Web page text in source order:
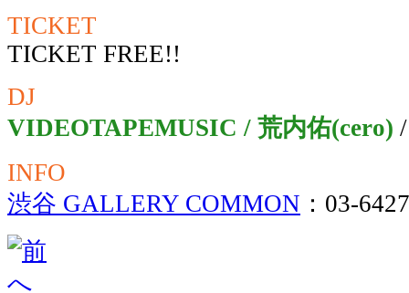
TICKET
TICKET FREE!!
DJ
VIDEOTAPEMUSIC / 荒内佑(cero)
INFO
渋谷 GALLERY COMMON ：03-